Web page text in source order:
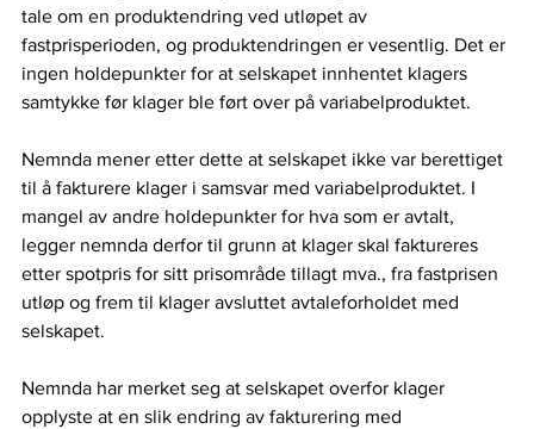
tale om en produktendring ved utløpet av
fastprisperioden, og produktendringen er vesentlig. Det er
ingen holdepunkter for at selskapet innhentet klagers
samtykke før klager ble ført over på variabelproduktet.
Nemnda mener etter dette at selskapet ikke var berettiget
til å fakturere klager i samsvar med variabelproduktet. I
mangel av andre holdepunkter for hva som er avtalt,
legger nemnda derfor til grunn at klager skal faktureres
etter spotpris for sitt prisområde tillagt mva., fra fastprisen
utløp og frem til klager avsluttet avtaleforholdet med
selskapet.
Nemnda har merket seg at selskapet overfor klager
opplyste at en slik endring av fakturering med